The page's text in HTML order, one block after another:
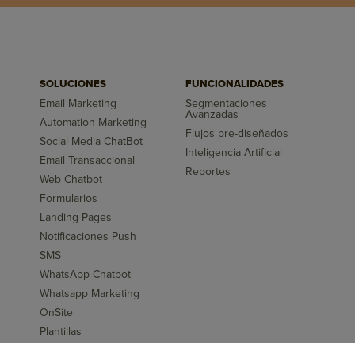
SOLUCIONES
Email Marketing
Automation Marketing
Social Media ChatBot
Email Transaccional
Web Chatbot
Formularios
Landing Pages
Notificaciones Push
SMS
WhatsApp Chatbot
Whatsapp Marketing
OnSite
Plantillas
FUNCIONALIDADES
Segmentaciones
Avanzadas
Flujos pre-diseñados
Inteligencia Artificial
Reportes